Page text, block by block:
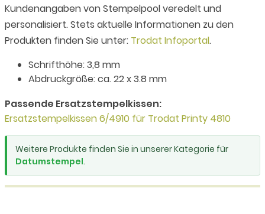
Kundenangaben von Stempelpool veredelt und
personalisiert. Stets aktuelle Informationen zu den
Produkten finden Sie unter: Trodat Infoportal.
Schrifthöhe: 3,8 mm
Abdruckgröße: ca. 22 x 3.8 mm
Passende Ersatzstempelkissen:
Ersatzstempelkissen 6/4910 für Trodat Printy 4810
Weitere Produkte finden Sie in unserer Kategorie für
Datumstempel.